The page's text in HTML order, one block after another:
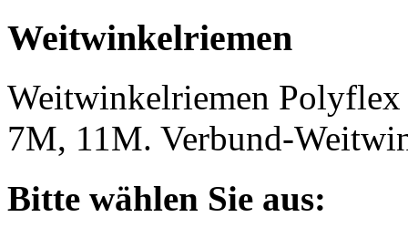
Weitwinkelriemen
Weitwinkelriemen
7M, 11M. Verbund-
Bitte wählen Sie aus: